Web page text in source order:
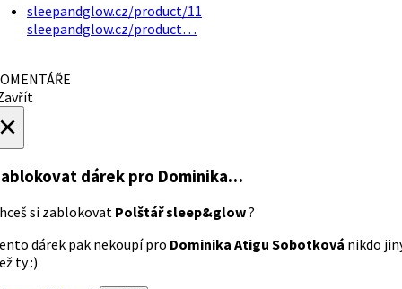
sleepandglow.cz/product/11
sleepandglow.cz/product…
dárek pro Dominika…
si zablokovat Polštář sleep&glow?
dárek pak nekoupí pro Dominika Atigu Sobotková nikdo
ty :)